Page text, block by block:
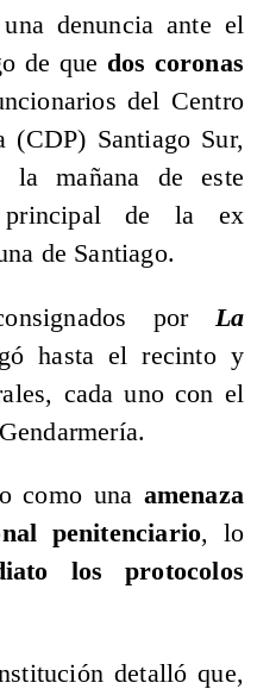
una denuncia ante el
de que dos coronas
del Centro
(CDP) Santiago Sur,
la mañana de este
de la ex
de Santiago.
por La
hasta el recinto y
cada uno con el
como una amenaza
penitenciario, lo
los protocolos
detalló que,